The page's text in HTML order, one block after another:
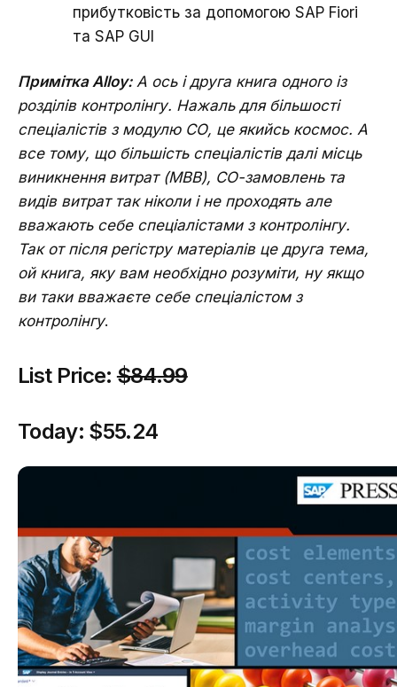
прибутковість за допомогою SAP Fiori
та SAP GUI
Примітка Alloy:А ось і друга книга одного із
розділів контролінгу. Нажаль для більшості
спеціалістів з модулю СО, це якийсь космос. А
все тому, що більшість спеціалістів далі місць
виникнення витрат (МВВ), СО-замовлень та
видів витрат так ніколи і не проходять але
вважають себе спеціалістами з контролінгу.
Так от після регістру матеріалів це друга тема,
ой книга, яку вам необхідно розуміти, ну якщо
ви таки вважаєте себе спеціалістом з
контролінгу.
List Price:$84.99
Today: $55.24